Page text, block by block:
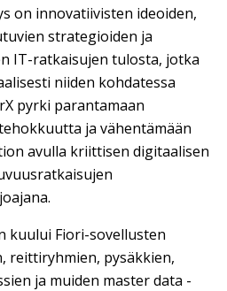
on innovatiivisten ideoiden,
strategioiden ja
IT-ratkaisujen tulosta, jotka
niiden kohdatessa
pyrki parantamaan
ja vähentämään
avulla kriittisen digitaalisen
kuului Fiori-sovellusten
reittiryhmien, pysäkkien,
ja muiden master data -